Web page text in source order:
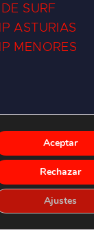
SURF
ASTURIAS
MENORES
Aceptar
Rechazar
Ajustes